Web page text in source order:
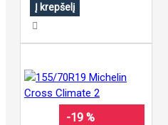
Į krepšelį
-19 %